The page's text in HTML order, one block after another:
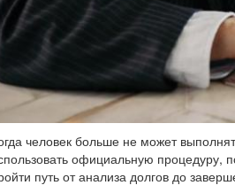
человек больше не может
официальную процедуру,
путь от анализа долгов до